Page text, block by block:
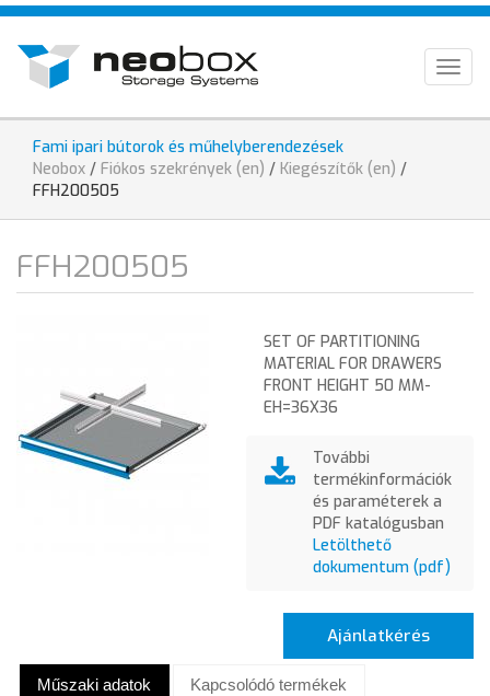
Skip
main
content
EN
Fami ipari bútorok és műhelyberendezések
You
are
here
Neobox / Fiókos szekrények (en) / Kiegészítők (en) /
FFH200505
FFH200505
SET OF PARTITIONING
MATERIAL FOR DRAWERS
FRONT HEIGHT 50 MM-
EH=36X36
További
termékinformációk
és paraméterek a
PDF katalógusban
Letölthető
dokumentum (pdf)
Ajánlatkérés
Műszaki adatok Kapcsolódó termékek